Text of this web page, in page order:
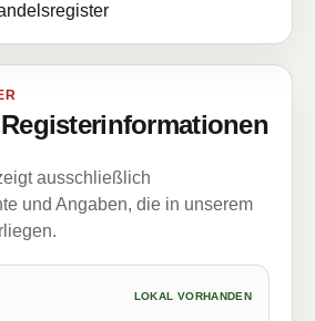
ausschließlich
und Angaben, die in unserem
LOKAL VORHANDEN